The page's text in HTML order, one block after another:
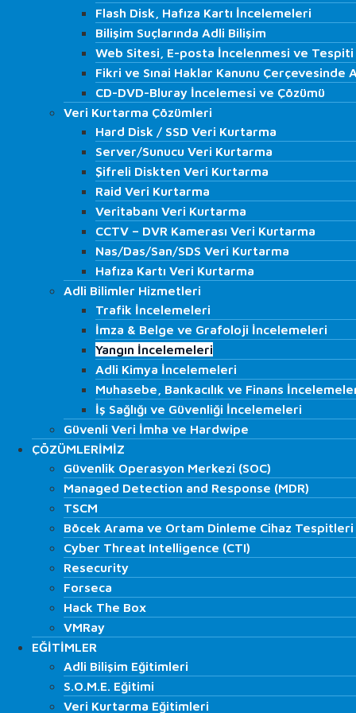
ISO 27001 Denetim ve Danışmanlığı
İç Denetim Hizmetleri
K.V.K.K. Danışmanlığı
IT Audit
İş Akdi Sonlanan Çalışan…
Regülasyon Kurumları Simülasyon Denetimleri
LABORATUVAR
Adli Bilişim Hizmetleri
Bilgisayar İncelemesi
Cep Telefonu ve Tablet İncelemesi
Görüntü Kaydı Analizi
Ses Kaydı Analizi
HTS, CGNAT, GPRS ve Baz İncelemeleri
Flash Disk, Hafıza Kartı İncelemeleri
Bilişim Suçlarında Adli Bilişim
Web Sitesi, E-posta İncelenmesi ve Tespiti
Fikri ve Sınai Haklar Kanunu Çerçevesinde
CD-DVD-Bluray İncelemesi ve Çözümü
Veri Kurtarma Çözümleri
Hard Disk / SSD Veri Kurtarma
Server/Sunucu Veri Kurtarma
Şifreli Diskten Veri Kurtarma
Raid Veri Kurtarma
Veritabanı Veri Kurtarma
CCTV – DVR Kamerası Veri Kurtarma
Nas/Das/San/SDS Veri Kurtarma
Hafıza Kartı Veri Kurtarma
Adli Bilimler Hizmetleri
Trafik İncelemeleri
İmza & Belge ve Grafoloji İncelemeleri
Yangın İncelemeleri
Adli Kimya İncelemeleri
Muhasebe, Bankacılık ve Finans İncelemeleri
İş Sağlığı ve Güvenliği İncelemeleri
Güvenli Veri İmha ve Hardwipe
ÇÖZÜMLERİMİZ
Güvenlik Operasyon Merkezi (SOC)
Flash Disk, Hafıza Kartı İncelemeleri
Bilişim Suçlarında Adli Bilişim
Web Sitesi, E-posta İncelenmesi ve Tespiti
Fikri ve Sınai Haklar Kanunu Çerçevesinde
CD-DVD-Bluray İncelemesi ve Çözümü
Veri Kurtarma Çözümleri
Hard Disk / SSD Veri Kurtarma
Server/Sunucu Veri Kurtarma
Şifreli Diskten Veri Kurtarma
Raid Veri Kurtarma
Veritabanı Veri Kurtarma
CCTV – DVR Kamerası Veri Kurtarma
Nas/Das/San/SDS Veri Kurtarma
Hafıza Kartı Veri Kurtarma
Adli Bilimler Hizmetleri
Trafik İncelemeleri
İmza & Belge ve Grafoloji İncelemeleri
Yangın İncelemeleri
Adli Kimya İncelemeleri
Muhasebe, Bankacılık ve Finans
İş Sağlığı ve Güvenliği İncelemeleri
Güvenli Veri İmha ve Hardwipe
ÇÖZÜMLERİMİZ
Güvenlik Operasyon Merkezi (SOC)
Managed Detection and Response (MDR)
TSCM
Böcek Arama ve Ortam Dinleme Cihaz Tespitleri
Cyber Threat Intelligence (CTI)
Resecurity
Forseca
Hack The Box
VMRay
EĞİTİMLER
Adli Bilişim Eğitimleri
S.O.M.E. Eğitimi
Veri Kurtarma Eğitimleri
Flash Disk, Hafıza Kartı İncelemeleri
Bilişim Suçlarında Adli Bilişim
Web Sitesi, E-posta İncelenmesi ve Tespiti
Fikri ve Sınai Haklar Kanunu Çerçevesinde
CD-DVD-Bluray İncelemesi ve Çözümü
Veri Kurtarma Çözümleri
Hard Disk / SSD Veri Kurtarma
Server/Sunucu Veri Kurtarma
Şifreli Diskten Veri Kurtarma
Raid Veri Kurtarma
Veritabanı Veri Kurtarma
CCTV – DVR Kamerası Veri Kurtarma
Nas/Das/San/SDS Veri Kurtarma
Hafıza Kartı Veri Kurtarma
Adli Bilimler Hizmetleri
Trafik İncelemeleri
İmza & Belge ve Grafoloji İncelemeleri
Yangın İncelemeleri
Adli Kimya İncelemeleri
Muhasebe, Bankacılık ve Finans
İş Sağlığı ve Güvenliği İncelemeleri
Güvenli Veri İmha ve Hardwipe
ÇÖZÜMLERİMİZ
Güvenlik Operasyon Merkezi (SOC)
Managed Detection and Response (MDR)
TSCM
Böcek Arama ve Ortam Dinleme Cihaz Tespitleri
Cyber Threat Intelligence (CTI)
Resecurity
Forseca
Hack The Box
VMRay
EĞİTİMLER
Adli Bilişim Eğitimleri
S.O.M.E. Eğitimi
Veri Kurtarma Eğitimleri